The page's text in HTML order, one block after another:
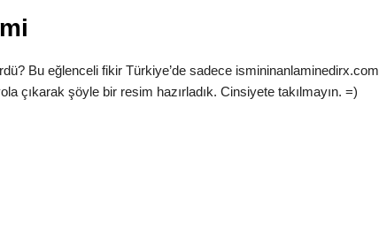
Bu eğlenceli fikir Türkiye’de sadece ismininanlaminedirx.com
çıkarak şöyle bir resim hazırladık. Cinsiyete takılmayın. =)